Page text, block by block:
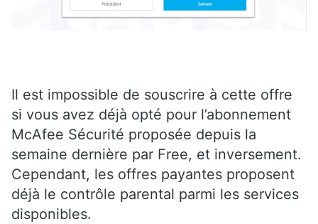
Il est impossible de souscrire à cette offre
si vous avez déjà opté pour l’abonnement
McAfee Sécurité proposée depuis la
semaine dernière par Free, et inversement.
Cependant, les offres payantes proposent
déjà le contrôle parental parmi les services
disponibles.